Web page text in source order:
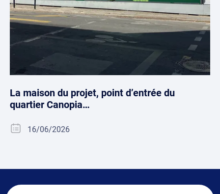
La maison du projet, point d’entrée du
quartier Canopia…
16/06/2026